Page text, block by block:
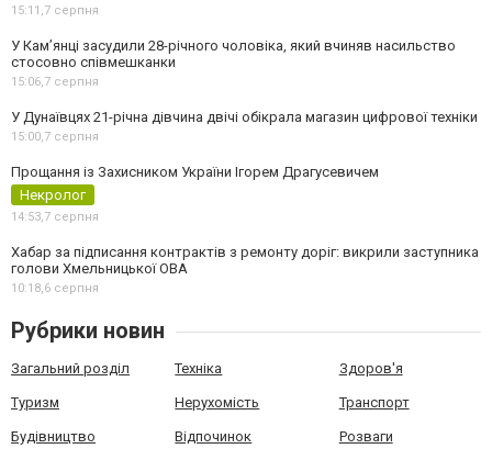
15:11,7 серпня
У Камʼянці засудили 28-річного чоловіка, який вчиняв насильство
стосовно співмешканки
15:06,7 серпня
У Дунаївцях 21-річна дівчина двічі обікрала магазин цифрової техніки
15:00,7 серпня
Прощання із Захисником України Ігорем Драгусевичем
Некролог
14:53,7 серпня
Хабар за підписання контрактів з ремонту доріг: викрили заступника
голови Хмельницької ОВА
10:18,6 серпня
Рубрики новин
Загальний розділ Техніка Здоров'я
Туризм Нерухомість Транспорт
Будівництво Відпочинок Розваги